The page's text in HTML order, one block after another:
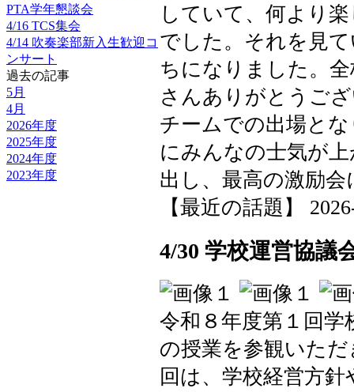
PTA学年懇談会
4/16 TCS集会
4/14 吹奏楽部新入生歓迎コ
ンサート
過去の記事
5月
4月
2026年度
2025年度
2024年度
2023年度
していて、何より
でした。それを見
ちになりました。
さんありがとうご
チームでの出場と
にみんなの士気が
出し、最高の激励
【最近の話題】
4/30 学校運営協議
令和８年度第１回
の授業を参観いた
回は、学校経営方